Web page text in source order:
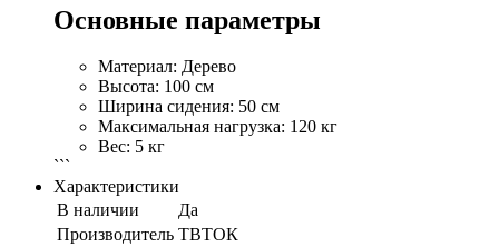
Основные параметры
Материал: Дерево
Высота: 100 см
Ширина сидения: 50 см
Максимальная нагрузка: 120 кг
Вес: 5 кг
```
Характеристики
В наличии
Да
Производитель ТВТОК